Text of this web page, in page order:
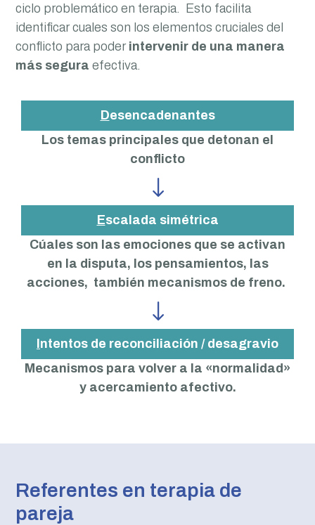
Desencadenantes
Los temas principales que detonan el
conflicto
"
Escalada simétrica
Cúales son las emociones que se activan
en la disputa, los pensamientos, las
acciones, también mecanismos de freno.
"
Intentos de reconciliación / desagravio
Mecanismos para volver a la «normalidad»
y acercamiento afectivo.
ciclo problemático en terapia. Esto facilita
identificar cuales son los elementos cruciales del
conflicto para poderintervenir de una manera
más segura efectiva.
Referentes en terapia de
pareja